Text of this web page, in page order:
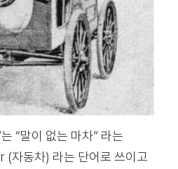
“말이 없는 마차” 라는
(자동차) 라는 단어로 쓰이고